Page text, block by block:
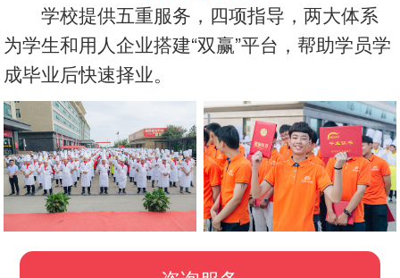
学校提供五重服务，四项指导，两大体系
为学生和用人企业搭建“双赢”平台，帮助学员学
成毕业后快速择业。